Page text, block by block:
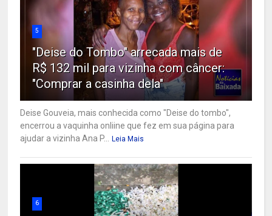
5
"Deise do Tombo" arrecada mais de
R$ 132 mil para vizinha com câncer:
"Comprar a casinha dela"
Deise Gouveia, mais conhecida como "Deise do tombo",
encerrou a vaquinha onliine que fez em sua página para
ajudar a vizinha Ana P...
Leia Mais
6